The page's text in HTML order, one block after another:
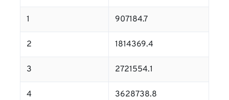
1 907184.7
2 1814369.4
3 2721554.1
4 3628738.8